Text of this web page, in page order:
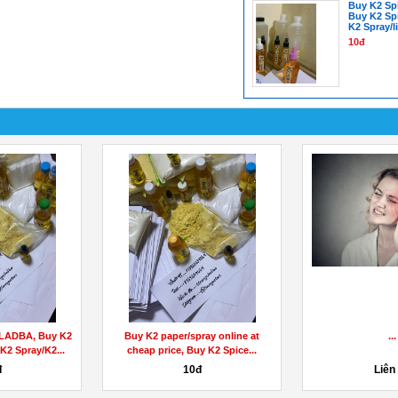
Buy K2
Buy K2
K2 Spray/
10đ
Scam
Formula!
Find the Right Boostaro for You:
Which One is Right for Me?
1đ
https://
Liên